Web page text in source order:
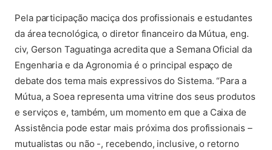
Pela participação maciça dos profissionais e estudantes
da área tecnológica, o diretor financeiro da Mútua, eng.
civ, Gerson Taguatinga acredita que a Semana Oficial da
Engenharia e da Agronomia é o principal espaço de
debate dos tema mais expressivos do Sistema. “Para a
Mútua, a Soea representa uma vitrine dos seus produtos
e serviços e, também, um momento em que a Caixa de
Assistência pode estar mais próxima dos profissionais –
mutualistas ou não -, recebendo, inclusive, o retorno